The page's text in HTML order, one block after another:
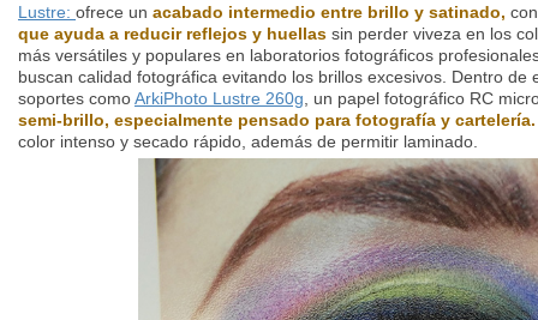
Lustre: ofrece un acabado intermedio entre brillo y satinado,
que ayuda a reducir reflejos y huellas sin perder viveza en los
más versátiles y populares en laboratorios fotográficos
buscan calidad fotográfica evitando los brillos excesivos. Dentro de
soportes comoArkiPhoto Lustre 260g , un papel fotográfico RC
semi-brillo, especialmente pensado para fotografía y cartelería.
color intenso y secado rápido, además de permitir laminado.